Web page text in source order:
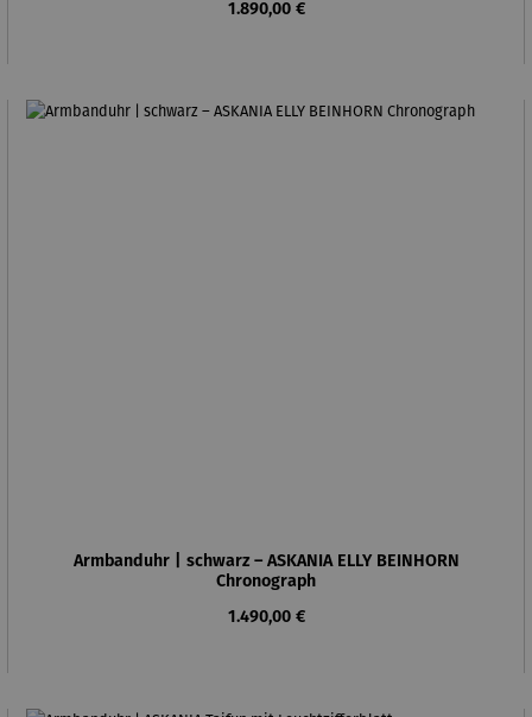
Regulärer Preis:
1.890,00 €
Armbanduhr | schwarz – ASKANIA ELLY BEINHORN
Chronograph
Regulärer Preis:
1.490,00 €